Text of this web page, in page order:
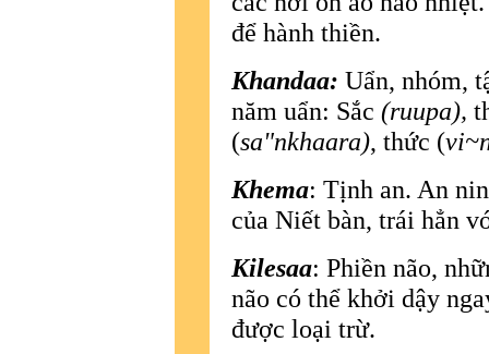
để hành thiền.
Khandaa: Uẩn, nhóm,
năm uẩn: Sắc (ruupa),
(sa"nkhaara), thức (
Khema: Tịnh an. An
của Niết bàn, trái hẳn
Kilesaa: Phiền não,
não có thể khởi dậy
được loại trừ.